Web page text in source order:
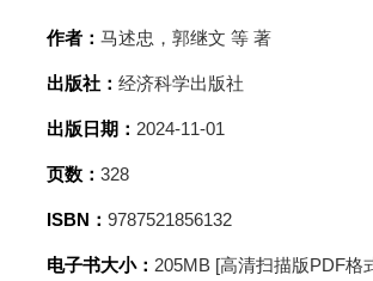
作者： 马述忠，郭继文 等 著
出版社： 经济科学出版社
出版日期： 2024-11-01
页数： 328
ISBN： 9787521856132
电子书大小： 205MB [高清扫描版PDF格